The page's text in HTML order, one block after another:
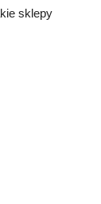
sklepy